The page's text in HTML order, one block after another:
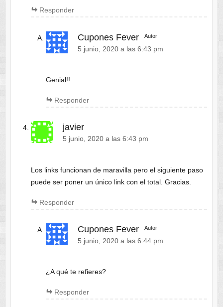
Responder
Cupones Fever Autor
5 junio, 2020 a las 6:43 pm
Genial!!
Responder
javier
5 junio, 2020 a las 6:43 pm
Los links funcionan de maravilla pero el siguiente paso
puede ser poner un único link con el total. Gracias.
Responder
Cupones Fever Autor
5 junio, 2020 a las 6:44 pm
¿A qué te refieres?
Responder